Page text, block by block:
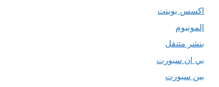
اكسس بوينت
المونيوم
بنشر متنقل
بي ان سبورت
بين سبورت